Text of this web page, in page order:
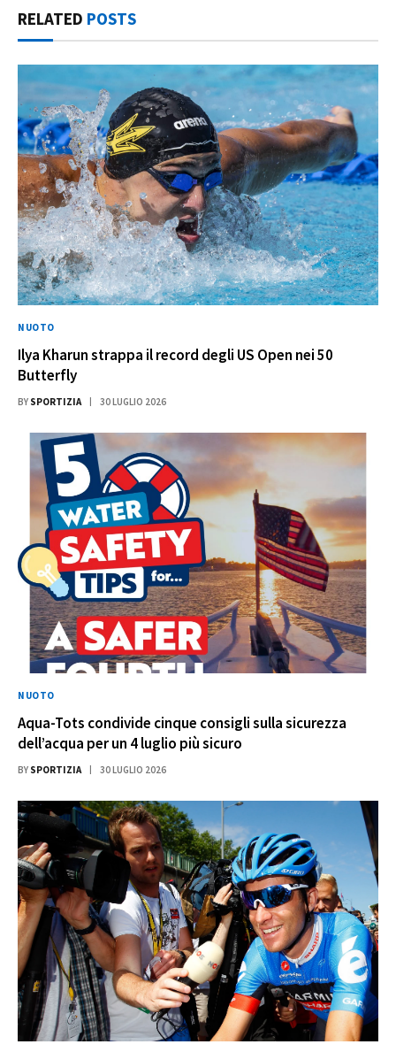
RELATED POSTS
NUOTO
Ilya Kharun strappa il record degli US Open nei 50
Butterfly
BY SPORTIZIA 30 LUGLIO 2026
NUOTO
Aqua-Tots condivide cinque consigli sulla sicurezza
dell’acqua per un 4 luglio più sicuro
BY SPORTIZIA 30 LUGLIO 2026